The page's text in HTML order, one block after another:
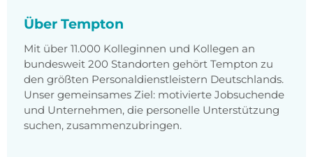
Über Tempton
Mit über 11.000 Kolleginnen und Kollegen an
bundesweit 200 Standorten gehört Tempton zu
den größten Personaldienstleistern Deutschlands.
Unser gemeinsames Ziel: motivierte Jobsuchende
und Unternehmen, die personelle Unterstützung
suchen, zusammenzubringen.